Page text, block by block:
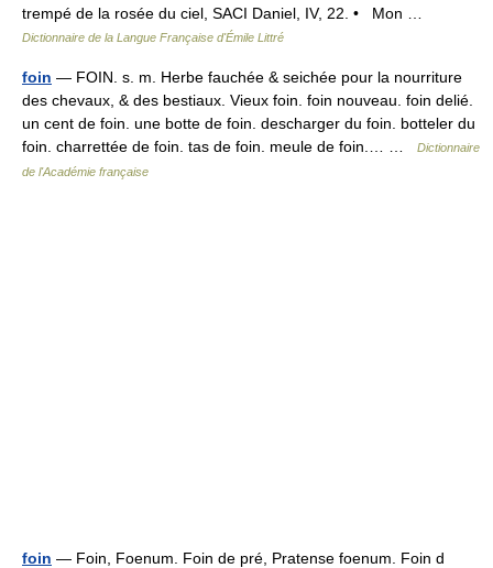
trempé de la rosée du ciel, SACI Daniel, IV, 22. • Mon …
Dictionnaire de la Langue Française d'Émile Littré
foin — FOIN. s. m. Herbe fauchée & seichée pour la nourriture
des chevaux, & des bestiaux. Vieux foin. foin nouveau. foin delié.
un cent de foin. une botte de foin. descharger du foin. botteler du
foin. charrettée de foin. tas de foin. meule de foin.… …
Dictionnaire
de l'Académie française
foin — Foin, Foenum. Foin de pré, Pratense foenum. Foin d